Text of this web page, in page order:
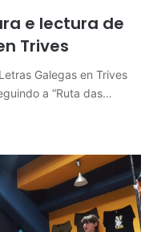
e lectura de
Trives
Galegas en Trives
a “Ruta das…